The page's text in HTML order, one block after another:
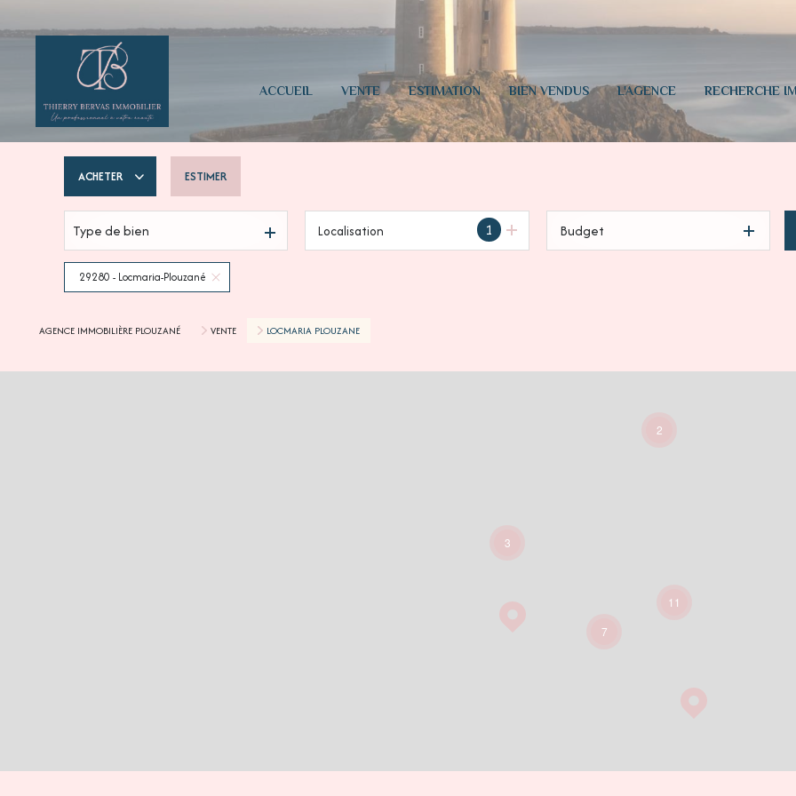
ACCUEIL VENTE ESTIMATION BIEN VENDUS L'AGENCE RECHERCHE
ACHETER
De l'ancien
Du neuf
ESTIMER
Type de bien 1
Localisation Budget
29280 - Locmaria-Plouzané
AGENCE IMMOBILIÈRE PLOUZANÉ VENTE LOCMARIA PLOUZANE
2
3
7
11